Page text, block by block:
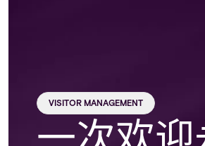
VISITOR MANAGEMENT